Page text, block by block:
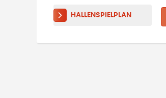
HALLENSPIELPLAN